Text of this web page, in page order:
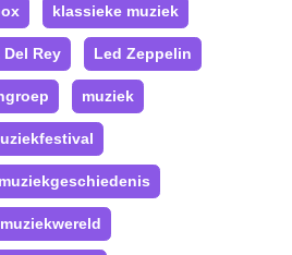
klassieke muziek
Del Rey Led Zeppelin
muziek
muziekgeschiedenis
muziekwereld